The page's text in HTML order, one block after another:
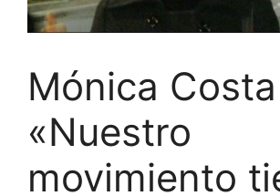
Mónica Costa
«Nuestro
movimiento